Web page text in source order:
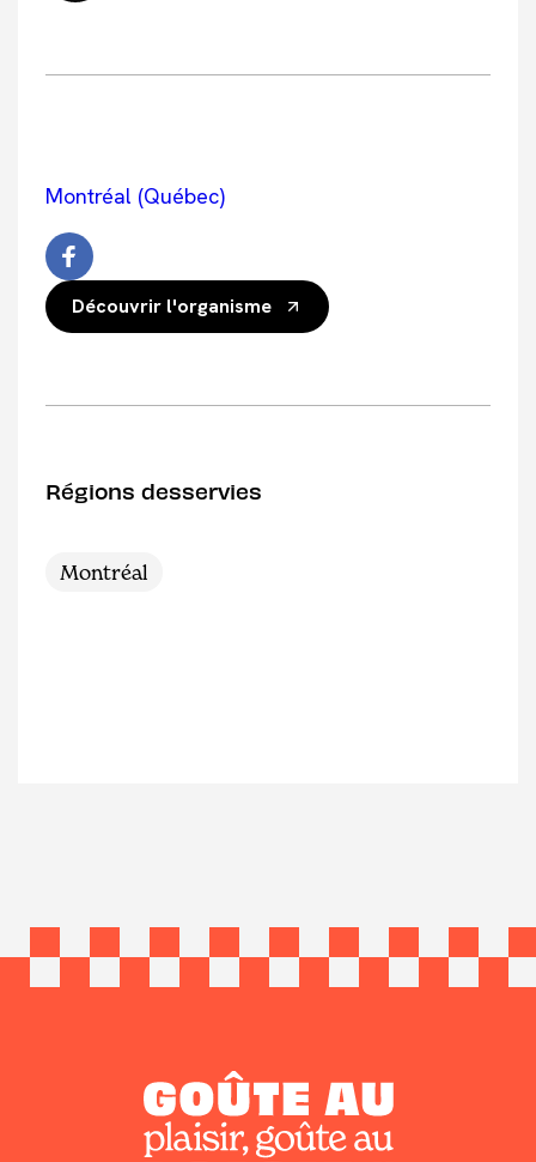
Montréal (Québec)
Découvrir l'organisme
Régions desservies
Montréal